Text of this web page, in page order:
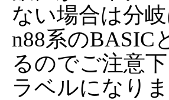
ない場合は分
n88系のBASIC
るのでご注意
ラベルになり